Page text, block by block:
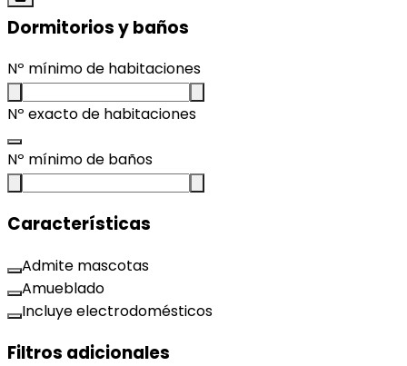
Dormitorios y baños
Nº mínimo de habitaciones
Nº exacto de habitaciones
Nº mínimo de baños
Características
Admite mascotas
Amueblado
Incluye electrodomésticos
Filtros adicionales